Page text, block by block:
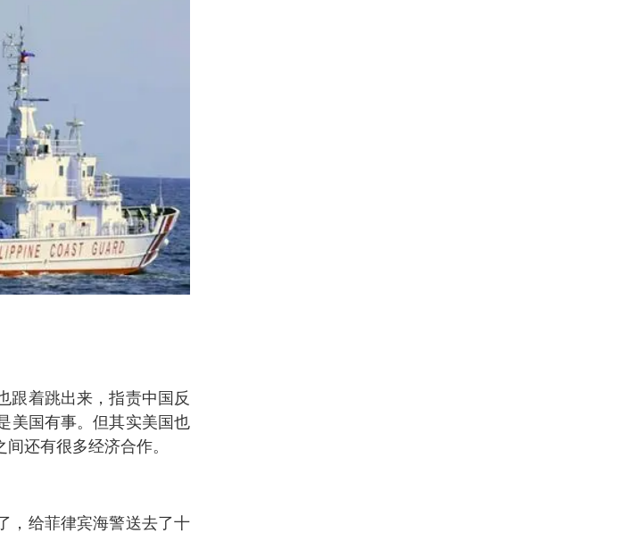
跟着跳出来，指责中国反
美国有事。但其实美国也
还有很多经济合作。
，给菲律宾海警送去了十